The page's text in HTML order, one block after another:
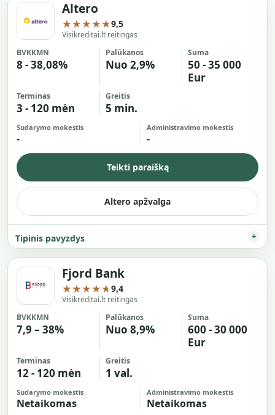
Altero
★★★★★9,5
Visikreditai.lt reitingas
BVKKMN
8 - 38,08%
Palūkanos
Nuo 2,9%
Suma
50 - 35 000
Eur
Terminas
3 - 120 mėn
Greitis
5 min.
Sudarymo mokestis
-
Administravimo mokestis
-
Teikti paraišką
Altero apžvalga
Tipinis pavyzdys
Fjord Bank
★★★★★9,4
Visikreditai.lt reitingas
BVKKMN
7,9 – 38%
Palūkanos
Nuo 8,9%
Suma
600 - 30 000
Eur
Terminas
12 - 120 mėn
Greitis
1 val.
Sudarymo mokestis
Netaikomas
Administravimo mokestis
Netaikomas